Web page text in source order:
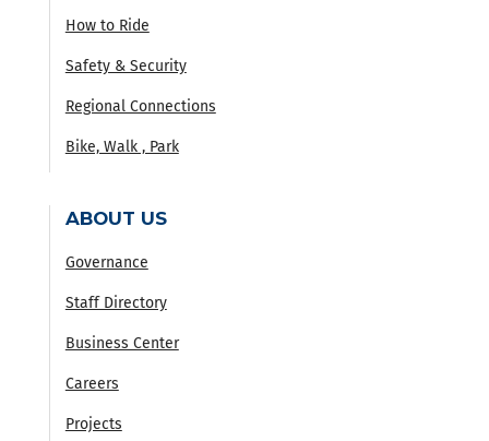
How to Ride
Safety & Security
Regional Connections
Bike, Walk , Park
ABOUT US
Governance
Staff Directory
Business Center
Careers
Projects